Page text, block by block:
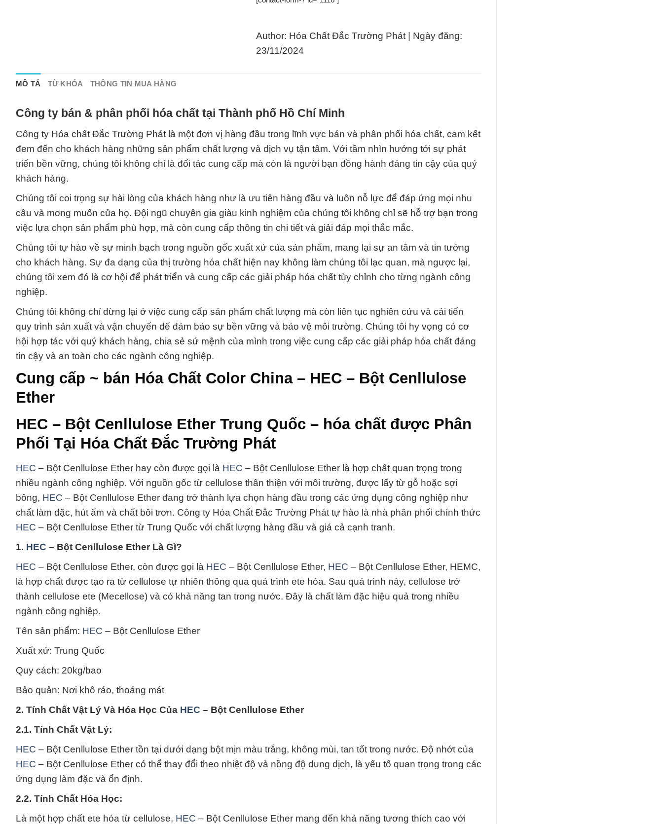
Author: Hóa Chất Đắc Trường Phát | Ngày đăng:
23/11/2024
MÔ TẢ TỪ KHÓA THÔNG TIN MUA HÀNG
Công ty bán & phân phối hóa chất tại Thành phố Hồ Chí Minh
Công ty Hóa chất Đắc Trường Phát là một đơn vị hàng đầu trong lĩnh vực bán và phân phối hóa chất, cam kết
đem đến cho khách hàng những sản phẩm chất lượng và dịch vụ tận tâm. Với tầm nhìn hướng tới sự phát
triển bền vững, chúng tôi không chỉ là đối tác cung cấp mà còn là người bạn đồng hành đáng tin cậy của quý
khách hàng.
Chúng tôi coi trọng sự hài lòng của khách hàng như là ưu tiên hàng đầu và luôn nỗ lực để đáp ứng mọi nhu
cầu và mong muốn của họ. Đội ngũ chuyên gia giàu kinh nghiệm của chúng tôi không chỉ sẽ hỗ trợ bạn trong
việc lựa chọn sản phẩm phù hợp, mà còn cung cấp thông tin chi tiết và giải đáp mọi thắc mắc.
Chúng tôi tự hào về sự minh bạch trong nguồn gốc xuất xứ của sản phẩm, mang lại sự an tâm và tin tưởng
cho khách hàng. Sự đa dạng của thị trường hóa chất hiện nay không làm chúng tôi lạc quan, mà ngược lại,
chúng tôi xem đó là cơ hội để phát triển và cung cấp các giải pháp hóa chất tùy chỉnh cho từng ngành công
nghiệp.
Chúng tôi không chỉ dừng lại ở việc cung cấp sản phẩm chất lượng mà còn liên tục nghiên cứu và cải tiến
quy trình sản xuất và vận chuyển để đảm bảo sự bền vững và bảo vệ môi trường. Chúng tôi hy vọng có cơ
hội hợp tác với quý khách hàng, chia sẻ sứ mệnh của mình trong việc cung cấp các giải pháp hóa chất đáng
tin cậy và an toàn cho các ngành công nghiệp.
Cung cấp ~ bán Hóa Chất Color China – HEC – Bột Cenllulose
Ether
HEC – Bột Cenllulose Ether Trung Quốc – hóa chất được Phân
Phối Tại Hóa Chất Đắc Trường Phát
HEC – Bột Cenllulose Ether hay còn được gọi là HEC – Bột Cenllulose Ether là hợp chất quan trọng trong
nhiều ngành công nghiệp. Với nguồn gốc từ cellulose thân thiện với môi trường, được lấy từ gỗ hoặc sợi
bông, HEC – Bột Cenllulose Ether đang trở thành lựa chọn hàng đầu trong các ứng dụng công nghiệp như
chất làm đặc, hút ẩm và chất bôi trơn. Công ty Hóa Chất Đắc Trường Phát tự hào là nhà phân phối chính thức
HEC – Bột Cenllulose Ether từ Trung Quốc với chất lượng hàng đầu và giá cả cạnh tranh.
1. HEC – Bột Cenllulose Ether Là Gì?
HEC – Bột Cenllulose Ether, còn được gọi là HEC – Bột Cenllulose Ether, HEC – Bột Cenllulose Ether, HEMC,
là hợp chất được tạo ra từ cellulose tự nhiên thông qua quá trình ete hóa. Sau quá trình này, cellulose trở
thành cellulose ete (Mecellose) và có khả năng tan trong nước. Đây là chất làm đặc hiệu quả trong nhiều
ngành công nghiệp.
Tên sản phẩm: HEC – Bột Cenllulose Ether
Xuất xứ: Trung Quốc
Quy cách: 20kg/bao
Bảo quản: Nơi khô ráo, thoáng mát
2. Tính Chất Vật Lý Và Hóa Học Của HEC – Bột Cenllulose Ether
2.1. Tính Chất Vật Lý:
HEC – Bột Cenllulose Ether tồn tại dưới dạng bột mịn màu trắng, không mùi, tan tốt trong nước. Độ nhớt của
HEC – Bột Cenllulose Ether có thể thay đổi theo nhiệt độ và nồng độ dung dịch, là yếu tố quan trọng trong các
ứng dụng làm đặc và ổn định.
2.2. Tính Chất Hóa Học:
Là một hợp chất ete hóa từ cellulose, HEC – Bột Cenllulose Ether mang đến khả năng tương thích cao với